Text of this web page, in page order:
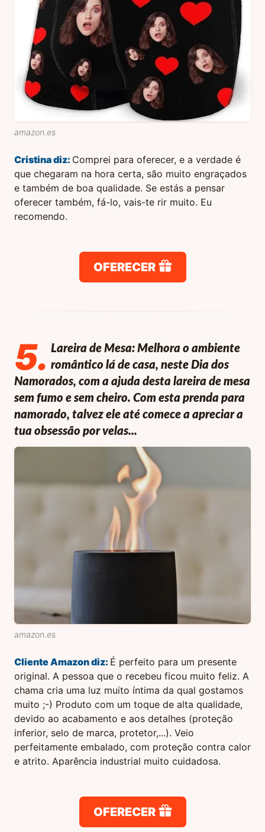
amazon.es
Cristinadiz: Comprei para oferecer, e a verdade é
que chegaram na hora certa, são muito engraçados
e também de boa qualidade. Se estás a pensar
oferecer também, fá-lo, vais-te rir muito. Eu
recomendo.
OFERECER
5. Lareira de Mesa: Melhora o ambiente
romântico lá de casa, neste Dia dos
Namorados, com a ajuda desta lareira de mesa
sem fumo e sem cheiro. Com esta prenda para
namorado, talvez ele até comece a apreciar a
tua obsessão por velas...
amazon.es
Cliente Amazondiz: É perfeito para um presente
original. A pessoa que o recebeu ficou muito feliz. A
chama cria uma luz muito íntima da qual gostamos
muito ;-) Produto com um toque de alta qualidade,
devido ao acabamento e aos detalhes (proteção
inferior, selo de marca, protetor,...). Veio
perfeitamente embalado, com proteção contra calor
e atrito. Aparência industrial muito cuidadosa.
OFERECER